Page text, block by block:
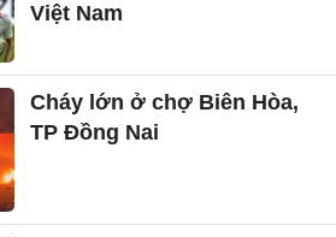
Việt Nam
Cháy lớn ở chợ Biên Hòa,
TP Đồng Nai